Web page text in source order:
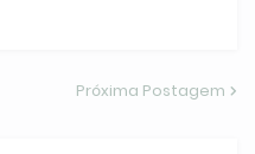
Próxima Postagem